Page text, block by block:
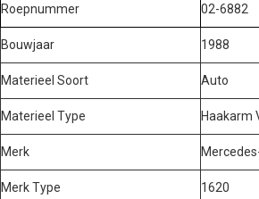
Roepnummer 02-6882
Bouwjaar 1988
Materieel Soort Auto
Materieel Type Haakarm
Merk
Merk Type 1620